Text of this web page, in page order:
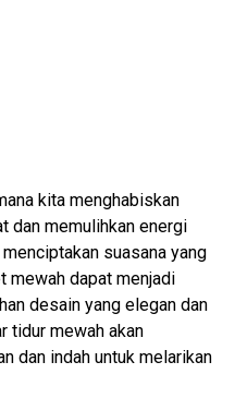
kita menghabiskan
dan memulihkan energi
suasana yang
mewah dapat menjadi
desain yang elegan dan
tidur mewah akan
dan indah untuk melarikan